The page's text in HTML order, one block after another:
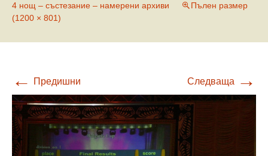
4 нощ – състезание – намерени архиви
Пълен размер
(1200 × 801)
← Предишни Следваща →